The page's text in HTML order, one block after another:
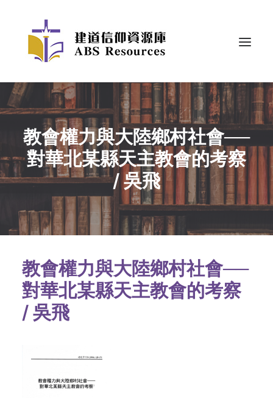
教會權力與大陸鄉村社會──
對華北某縣天主教會的考察
/ 吳飛
教會權力與大陸鄉村社會──
對華北某縣天主教會的考察
/ 吳飛